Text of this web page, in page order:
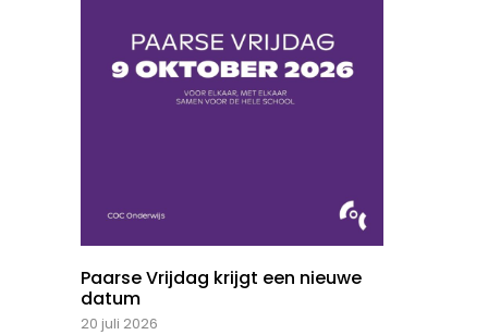
Paarse Vrijdag krijgt een nieuwe
datum
20 juli 2026